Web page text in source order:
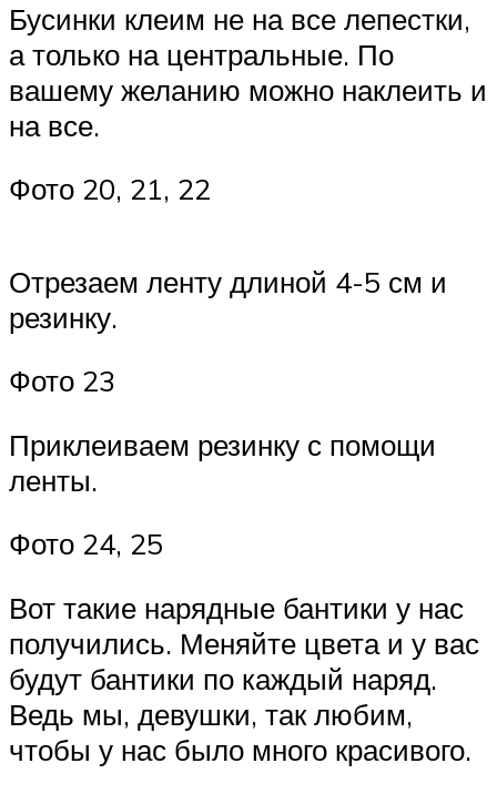
Бусинки клеим не на все лепестки,
а только на центральные. По
вашему желанию можно наклеить и
на все.
Фото 20, 21, 22
Отрезаем ленту длиной 4-5 см и
резинку.
Фото 23
Приклеиваем резинку с помощи
ленты.
Фото 24, 25
Вот такие нарядные бантики у нас
получились. Меняйте цвета и у вас
будут бантики по каждый наряд.
Ведь мы, девушки, так любим,
чтобы у нас было много красивого.